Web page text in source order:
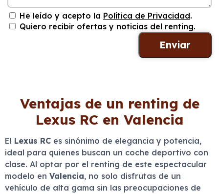
He leído y acepto la Política de Privacidad.
Quiero recibir ofertas y noticias del renting.
Ventajas de un renting de
Lexus RC en Valencia
El Lexus RC es sinónimo de elegancia y potencia,
ideal para quienes buscan un coche deportivo con
clase. Al optar por el renting de este espectacular
modelo en Valencia, no solo disfrutas de un
vehículo de alta gama sin las preocupaciones de